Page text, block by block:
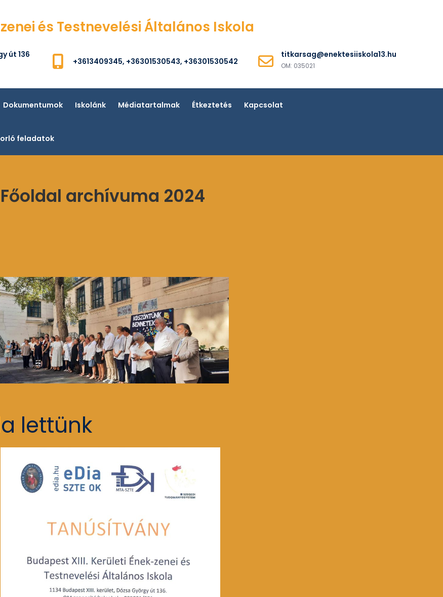
és Testnevelési Általános Iskola
út 136
+3613409345, +36301530543, +36301530542
titkarsag@enektesiiskola13.hu
OM: 035021
Dokumentumok Iskolánk Médiatartalmak Étkeztetés Kapcsolat
feladatok
Főoldal archívuma 2024
lettünk